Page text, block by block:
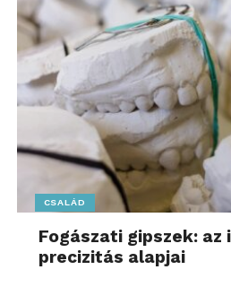
CSALÁD
Fogászati gipszek: az
precizitás alapjai